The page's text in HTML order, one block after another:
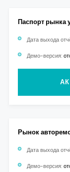
Паспорт рынка
Дата выхода
Демо-версия:
Рынок
Дата выхода
Демо-версия: